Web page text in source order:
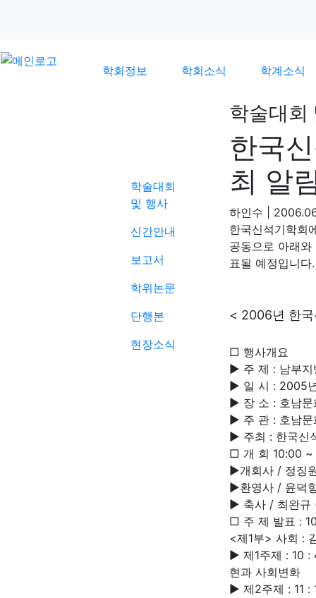
학회정보 학회소식 학계소식
학술대회
및 행사
신간안내
보고서
학위논문
단행본
현장소식
학술대회
한국
최 알
하인수
한국신석기학회
공동으로 아래
표될 예정입니
< 2006년 한
□ 행사개요
▶ 주 제 : 남부지
▶ 일 시 : 2005
▶ 장 소 : 호남문
▶ 주 관 : 호남문
▶ 주최 : 한국신
□ 개 회 10:00 ~
▶개회사 / 정징
▶환영사 / 윤덕
▶ 축사 / 최완규
□ 주 제 발표 :
<제1부> 사회 :
▶ 제1주제 : 10 :
현과 사회변화
▶ 제2주제 : 11 :